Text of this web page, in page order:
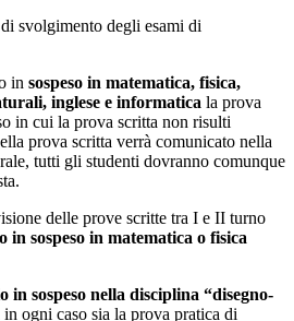
svolgimento degli esami di
in sospeso in matematica, fisica,
inglese e informatica la prova
in cui la prova scritta non risulti
prova scritta verrà comunicato nella
tutti gli studenti dovranno comunque
delle prove scritte tra I e II turno
in sospeso in matematica o fisica
in sospeso nella disciplina “disegno-
in ogni caso sia la prova pratica di